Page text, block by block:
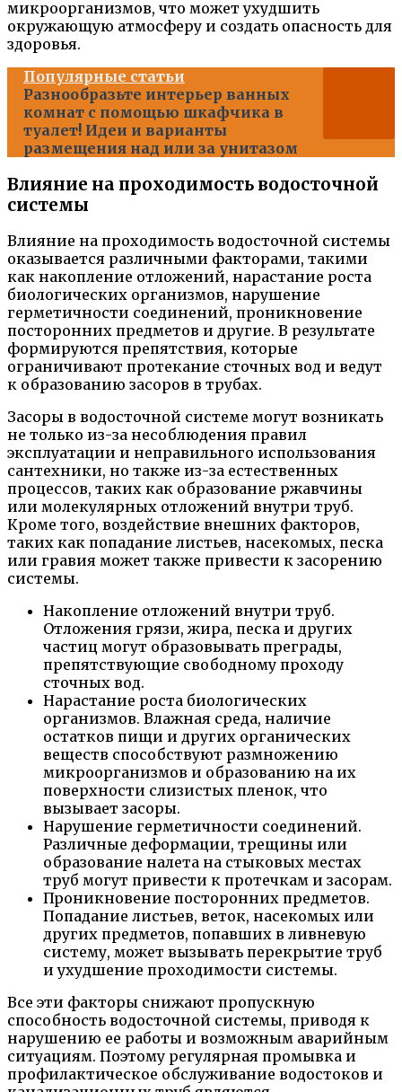
микроорганизмов, что может ухудшить
окружающую атмосферу и создать опасность для
здоровья.
Популярные статьи
Разнообразьте интерьер ванных
комнат с помощью шкафчика в
туалет! Идеи и варианты
размещения над или за унитазом
Влияние на проходимость водосточной
системы
Влияние на проходимость водосточной системы
оказывается различными факторами, такими
как накопление отложений, нарастание роста
биологических организмов, нарушение
герметичности соединений, проникновение
посторонних предметов и другие. В результате
формируются препятствия, которые
ограничивают протекание сточных вод и ведут
к образованию засоров в трубах.
Засоры в водосточной системе могут возникать
не только из-за несоблюдения правил
эксплуатации и неправильного использования
сантехники, но также из-за естественных
процессов, таких как образование ржавчины
или молекулярных отложений внутри труб.
Кроме того, воздействие внешних факторов,
таких как попадание листьев, насекомых, песка
или гравия может также привести к засорению
системы.
Накопление отложений внутри труб.
Отложения грязи, жира, песка и других
частиц могут образовывать преграды,
препятствующие свободному проходу
сточных вод.
Нарастание роста биологических
организмов. Влажная среда, наличие
остатков пищи и других органических
веществ способствуют размножению
микроорганизмов и образованию на их
поверхности слизистых пленок, что
вызывает засоры.
Нарушение герметичности соединений.
Различные деформации, трещины или
образование налета на стыковых местах
труб могут привести к протечкам и засорам.
Проникновение посторонних предметов.
Попадание листьев, веток, насекомых или
других предметов, попавших в ливневую
систему, может вызывать перекрытие труб
и ухудшение проходимости системы.
Все эти факторы снижают пропускную
способность водосточной системы, приводя к
нарушению ее работы и возможным аварийным
ситуациям. Поэтому регулярная промывка и
профилактическое обслуживание водостоков и